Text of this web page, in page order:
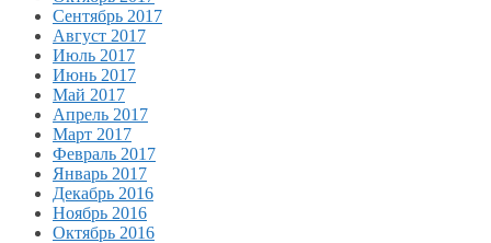
Сентябрь 2017
Август 2017
Июль 2017
Июнь 2017
Май 2017
Апрель 2017
Март 2017
Февраль 2017
Январь 2017
Декабрь 2016
Ноябрь 2016
Октябрь 2016